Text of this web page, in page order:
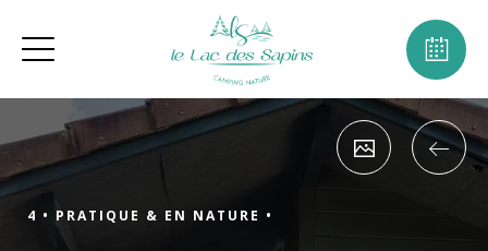
4 • PRATIQUE & EN NATURE •